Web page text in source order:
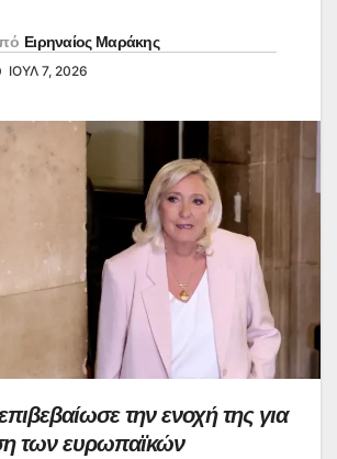
Ειρηναίος Μαράκης
ΙΟΎΛ 7, 2026
την ενοχή της για
των ευρωπαϊκών